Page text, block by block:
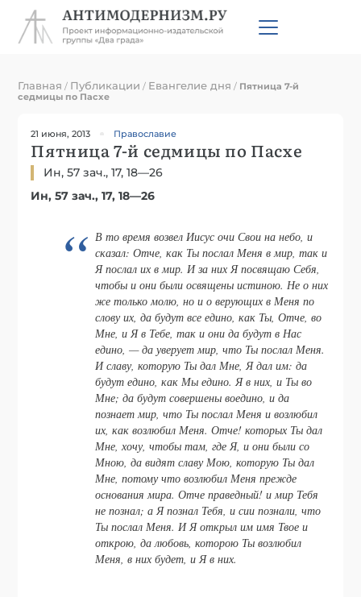
Главная / Публикации / Евангелие дня / Пятница 7-й
седмицы по Пасхе
21 июня, 2013 Православие
Пятница 7-й седмицы по Пасхе
Ин, 57 зач., 17, 18—26
Ин, 57 зач., 17, 18—26
В то время возвел Иисус очи Свои на небо, и
сказал: Отче, как Ты послал Меня в мир, так и
Я послал их в мир. И за них Я посвящаю Себя,
чтобы и они были освящены истиною. Не о них
же только молю, но и о верующих в Меня по
слову их, да будут все едино, как Ты, Отче, во
Мне, и Я в Тебе, так и они да будут в Нас
едино, — да уверует мир, что Ты послал Меня.
И славу, которую Ты дал Мне, Я дал им: да
будут едино, как Мы едино. Я в них, и Ты во
Мне; да будут совершены воедино, и да
познает мир, что Ты послал Меня и возлюбил
их, как возлюбил Меня. Отче! которых Ты дал
Мне, хочу, чтобы там, где Я, и они были со
Мною, да видят славу Мою, которую Ты дал
Мне, потому что возлюбил Меня прежде
основания мира. Отче праведный! и мир Тебя
не познал; а Я познал Тебя, и сии познали, что
Ты послал Меня. И Я открыл им имя Твое и
открою, да любовь, которою Ты возлюбил
Меня, в них будет, и Я в них.